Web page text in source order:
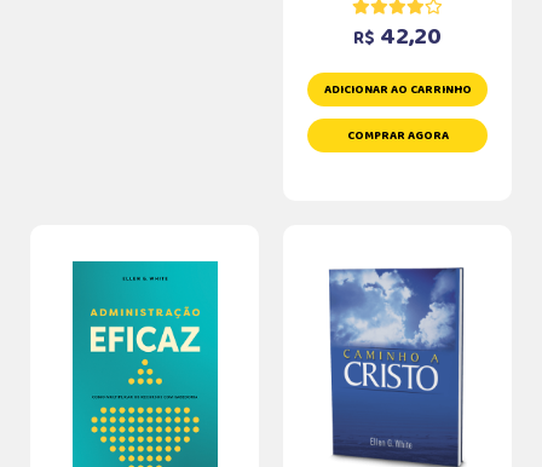
R$ 42,20
ADICIONAR AO CARRINHO
COMPRAR AGORA